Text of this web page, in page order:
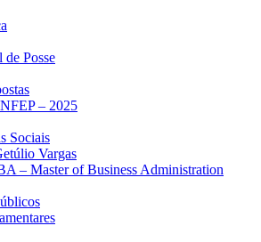
Posse
– 2025
Sociais
Vargas
– Master of Business Administration